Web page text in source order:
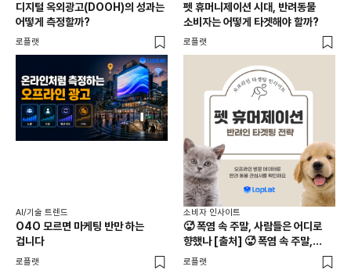
디지털 옥외광고(DOOH)의 성과는
어떻게 측정할까?
로플랫
펫 휴머니제이션 시대, 반려동물
소비자는 어떻게 타겟해야 할까?
로플랫
AI/기술 트렌드
O4O 모르면 마케팅 반만 하는
겁니다
로플랫
소비자 인사이트
🥵 폭염 속 주말, 사람들은 어디로
향했나 [출처] 🥵 폭염 속 주말,
사람들은 어디로 향했나|작성자
로플랫